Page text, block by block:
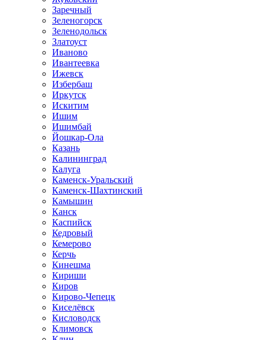
Заречный
Зеленогорск
Зеленодольск
Златоуст
Иваново
Ивантеевка
Ижевск
Избербаш
Иркутск
Искитим
Ишим
Ишимбай
Йошкар-Ола
Казань
Калининград
Калуга
Каменск-Уральский
Каменск-Шахтинский
Камышин
Канск
Каспийск
Кедровый
Кемерово
Керчь
Кинешма
Кириши
Киров
Кирово-Чепецк
Киселёвск
Кисловодск
Климовск